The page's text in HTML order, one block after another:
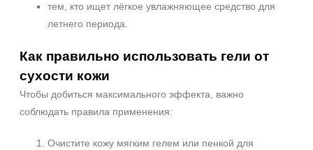
тем, кто ищет лёгкое увлажняющее средство для
летнего периода.
Как правильно использовать гели от
сухости кожи
Чтобы добиться максимального эффекта, важно
соблюдать правила применения:
Очистите кожу мягким гелем или пенкой для